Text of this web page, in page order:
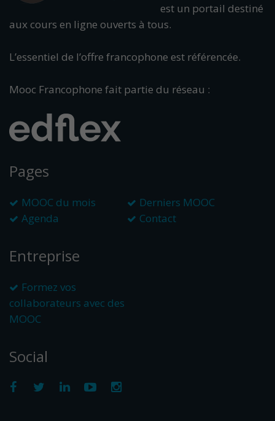
est un portail destiné
aux cours en ligne ouverts à tous.
L’essentiel de l’offre francophone est référencée.
Mooc Francophone fait partie du réseau :
Pages
MOOC du mois
Derniers MOOC
Agenda
Contact
Entreprise
Formez vos
collaborateurs avec des
MOOC
Social